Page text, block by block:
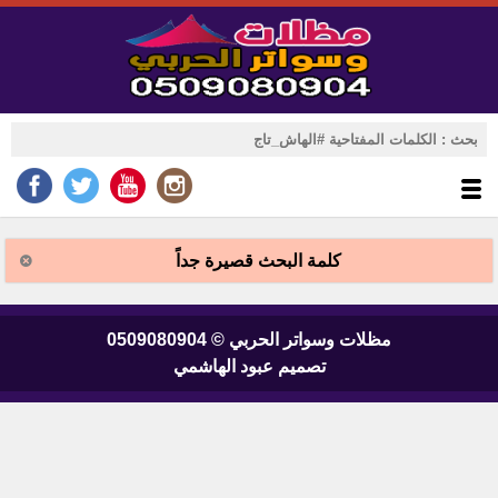
كلمة البحث قصيرة جداً
مظلات وسواتر الحربي © 0509080904
تصميم عبود الهاشمي